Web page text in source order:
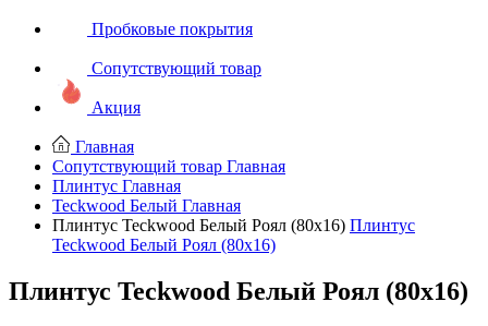
Пробковые покрытия
Сопутствующий товар
Акция
Главная
Сопутствующий товар Главная
Плинтус Главная
Teckwood Белый Главная
Плинтус Teckwood Белый Роял (80х16) Плинтус
Teckwood Белый Роял (80х16)
Плинтус Teckwood Белый Роял (80х16)